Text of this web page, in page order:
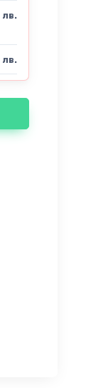
лв.
лв.